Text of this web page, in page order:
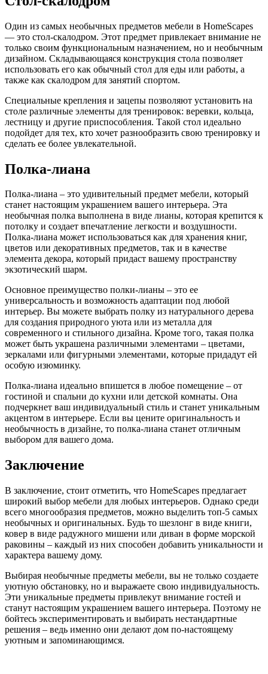
Один из самых необычных предметов мебели в HomeScapes
— это стол-скалодром. Этот предмет привлекает внимание не
только своим функциональным назначением, но и необычным
дизайном. Складывающаяся конструкция стола позволяет
использовать его как обычный стол для еды или работы, а
также как скалодром для занятий спортом.
Специальные крепления и зацепы позволяют установить на
столе различные элементы для тренировок: веревки, кольца,
лестницу и другие приспособления. Такой стол идеально
подойдет для тех, кто хочет разнообразить свою тренировку и
сделать ее более увлекательной.
Полка-лиана
Полка-лиана – это удивительный предмет мебели, который
станет настоящим украшением вашего интерьера. Эта
необычная полка выполнена в виде лианы, которая крепится к
потолку и создает впечатление легкости и воздушности.
Полка-лиана может использоваться как для хранения книг,
цветов или декоративных предметов, так и в качестве
элемента декора, который придаст вашему пространству
экзотический шарм.
Основное преимущество полки-лианы – это ее
универсальность и возможность адаптации под любой
интерьер. Вы можете выбрать полку из натурального дерева
для создания природного уюта или из металла для
современного и стильного дизайна. Кроме того, такая полка
может быть украшена различными элементами – цветами,
зеркалами или фигурными элементами, которые придадут ей
особую изюминку.
Полка-лиана идеально впишется в любое помещение – от
гостиной и спальни до кухни или детской комнаты. Она
подчеркнет ваш индивидуальный стиль и станет уникальным
акцентом в интерьере. Если вы цените оригинальность и
необычность в дизайне, то полка-лиана станет отличным
выбором для вашего дома.
Заключение
В заключение, стоит отметить, что HomeScapes предлагает
широкий выбор мебели для любых интерьеров. Однако среди
всего многообразия предметов, можно выделить топ-5 самых
необычных и оригинальных. Будь то шезлонг в виде книги,
ковер в виде радужного мишени или диван в форме морской
раковины – каждый из них способен добавить уникальности и
характера вашему дому.
Выбирая необычные предметы мебели, вы не только создаете
уютную обстановку, но и выражаете свою индивидуальность.
Эти уникальные предметы привлекут внимание гостей и
станут настоящим украшением вашего интерьера. Поэтому не
бойтесь экспериментировать и выбирать нестандартные
решения – ведь именно они делают дом по-настоящему
уютным и запоминающимся.